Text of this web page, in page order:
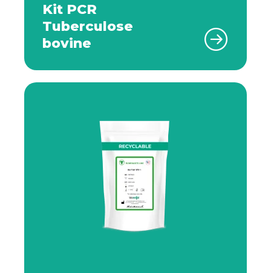
Kit PCR
Tuberculose
bovine